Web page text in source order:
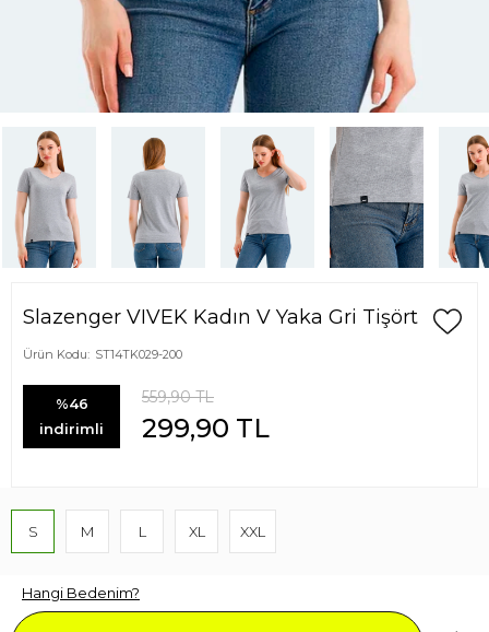
Slazenger VIVEK Kadın V Yaka Gri Tişört
Ürün Kodu: ST14TK029-200
%46
indirimli
559,90TL
299,90 TL
S M L XL XXL
Hangi Bedenim?